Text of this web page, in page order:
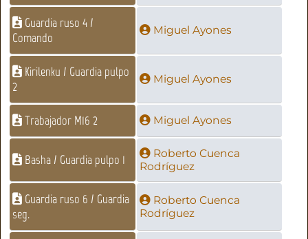
Guardia ruso 4 /
Comando
Miguel Ayones
Kirilenku / Guardia pulpo
2
Miguel Ayones
Trabajador M16 2 Miguel Ayones
Basha / Guardia pulpo 1
Roberto Cuenca
Rodríguez
Guardia ruso 6 / Guardia
seg.
Roberto Cuenca
Rodríguez